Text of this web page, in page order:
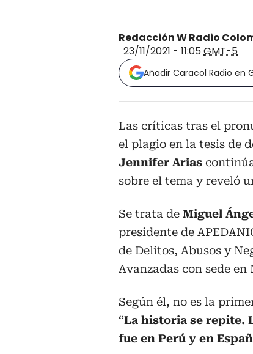
Redacción W Radio
23/11/2021 - 11:05GMT-5
Añadir Caracol Radio en
Las críticas tras el
el plagio en la tesis de
Jennifer Arias
sobre el tema y reveló
Se trata de Miguel
presidente de
de Delitos, Abusos y
Avanzadas con sede
Según él, no es la
“La historia se repite.
fue en Perú y en